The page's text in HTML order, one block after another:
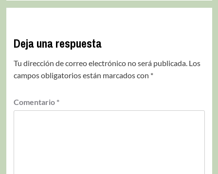
Deja una respuesta
Tu dirección de correo electrónico no será publicada. Los
campos obligatorios están marcados con *
Comentario *